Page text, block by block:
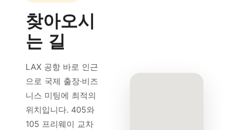
찾아오시
는 길
LAX 공항 바로 인근
으로 국제 출장·비즈
니스 미팅에 최적의
위치입니다. 405와
105 프리웨이 교차